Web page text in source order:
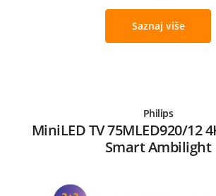
Saznaj više
Philips
MiniLED TV 75MLED920/12
Smart Ambilight